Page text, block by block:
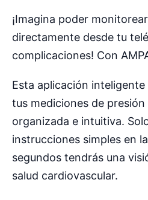
¡Imagina poder
directamente desde tu
complicaciones! Con
Esta aplicación
tus mediciones de
organizada e intuitiva.
instrucciones simples en
segundos tendrás una
salud cardiovascular.